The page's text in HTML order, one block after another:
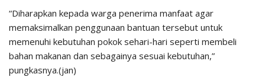
“Diharapkan kepada warga penerima manfaat agar
memaksimalkan penggunaan bantuan tersebut untuk
memenuhi kebutuhan pokok sehari-hari seperti membeli
bahan makanan dan sebagainya sesuai kebutuhan,”
pungkasnya.(jan)